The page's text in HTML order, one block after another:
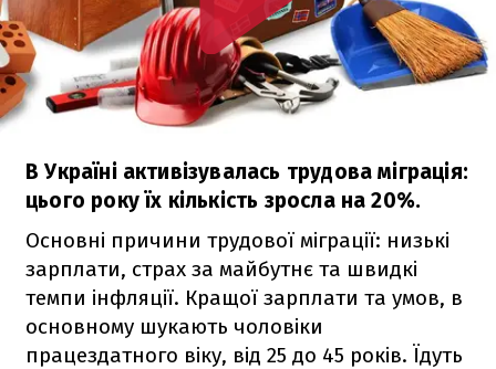
В Україні активізувалась трудова міграція:
цього року їх кількість зросла на 20%.
Основні причини трудової міграції: низькі
зарплати, страх за майбутнє та швидкі
темпи інфляції. Кращої зарплати та умов, в
основному шукають чоловіки
працездатного віку, від 25 до 45 років. Їдуть